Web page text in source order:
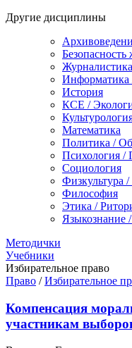
Другие дисциплины
Информатика
История
КСЕ /
Математика
Политика /
Психология /
Социология
Физкультура
Философия
Этика /
Языкознание
Методички
Учебники
Избирательное право
Право /Избирательное
Компенсация
участникам